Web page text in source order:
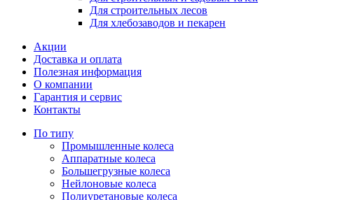
Для строительных лесов
Для хлебозаводов и пекарен
Акции
Доставка и оплата
Полезная информация
О компании
Гарантия и сервис
Контакты
По типу
Промышленные колеса
Аппаратные колеса
Большегрузные колеса
Нейлоновые колеса
Полиуретановые колеса